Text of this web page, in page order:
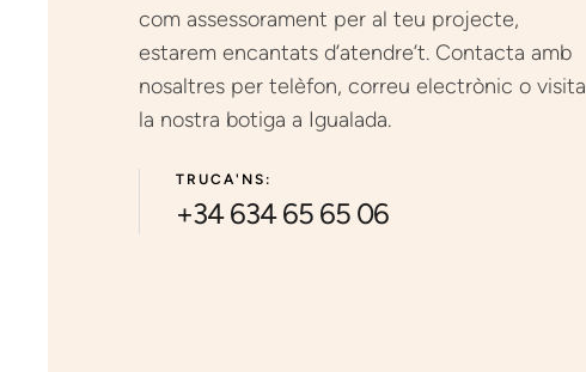
com assessorament per al teu projecte,
estarem encantats d’atendre’t. Contacta amb
nosaltres per telèfon, correu electrònic o visita
la nostra botiga a Igualada.
TRUCA'NS:
+34 634 65 65 06